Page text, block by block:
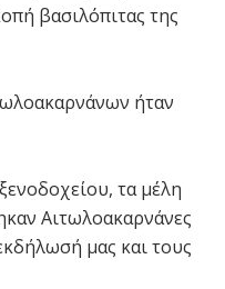
βασιλόπιτας της
ήταν
τα μέλη
Αιτωλοακαρνάνες
μας και τους